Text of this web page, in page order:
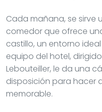
Cada mañana, se sirve
comedor que ofrece
castillo, un entorno
equipo del hotel,
Lebouteiller, le da una
disposición para hacer
memorable.